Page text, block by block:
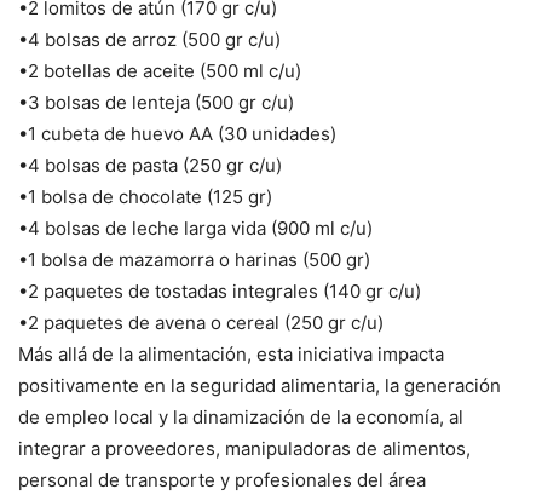
•2 lomitos de atún (170 gr c/u)
•4 bolsas de arroz (500 gr c/u)
•2 botellas de aceite (500 ml c/u)
•3 bolsas de lenteja (500 gr c/u)
•1 cubeta de huevo AA (30 unidades)
•4 bolsas de pasta (250 gr c/u)
•1 bolsa de chocolate (125 gr)
•4 bolsas de leche larga vida (900 ml c/u)
•1 bolsa de mazamorra o harinas (500 gr)
•2 paquetes de tostadas integrales (140 gr c/u)
•2 paquetes de avena o cereal (250 gr c/u)
Más allá de la alimentación, esta iniciativa impacta
positivamente en la seguridad alimentaria, la generación
de empleo local y la dinamización de la economía, al
integrar a proveedores, manipuladoras de alimentos,
personal de transporte y profesionales del área